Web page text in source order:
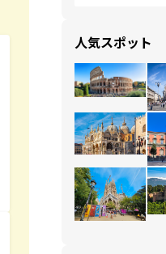
人気スポット